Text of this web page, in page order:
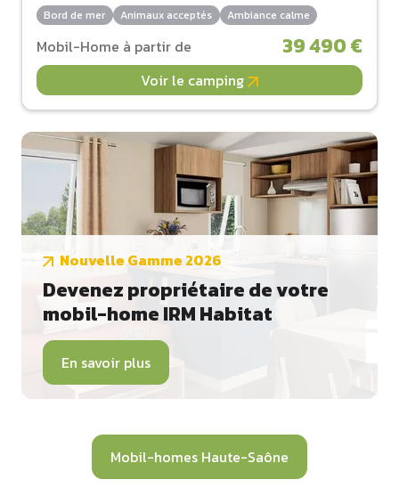
Bord de mer Animaux acceptés Ambiance calme
Mobil-Home à partir de 39 490 €
Voir le camping
Nouvelle Gamme 2026
Devenez propriétaire de votre
mobil-home IRM Habitat
En savoir plus
Mobil-homes Haute-Saône